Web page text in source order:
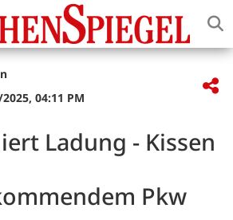
04:11 PM
Ladung - Kissen
Pkw